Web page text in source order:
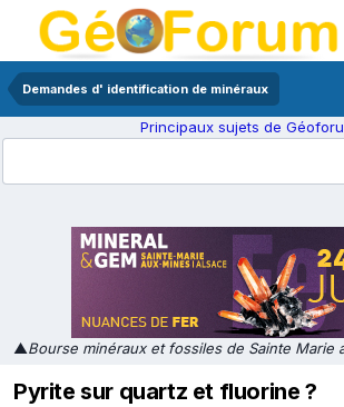
Demandes d' identification de minéraux
Principaux sujets de
▲Bourse minéraux et fossiles de Sainte Marie
Pyrite sur quartz et fluorine ?